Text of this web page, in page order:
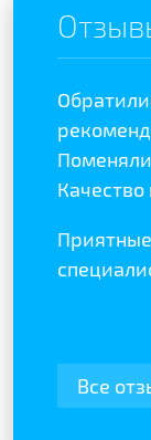
Качество
Все